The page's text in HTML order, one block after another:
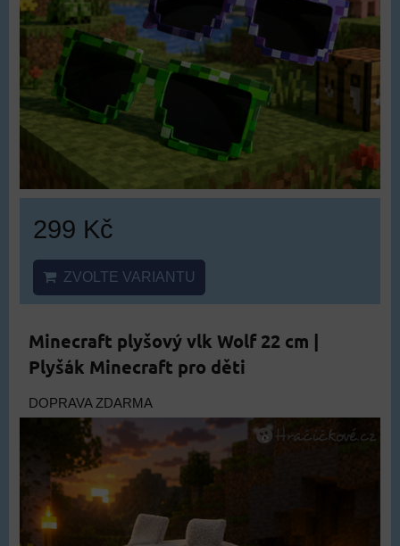
299 Kč
ZVOLTE VARIANTU
Minecraft plyšový vlk Wolf 22 cm |
Plyšák Minecraft pro děti
DOPRAVA ZDARMA